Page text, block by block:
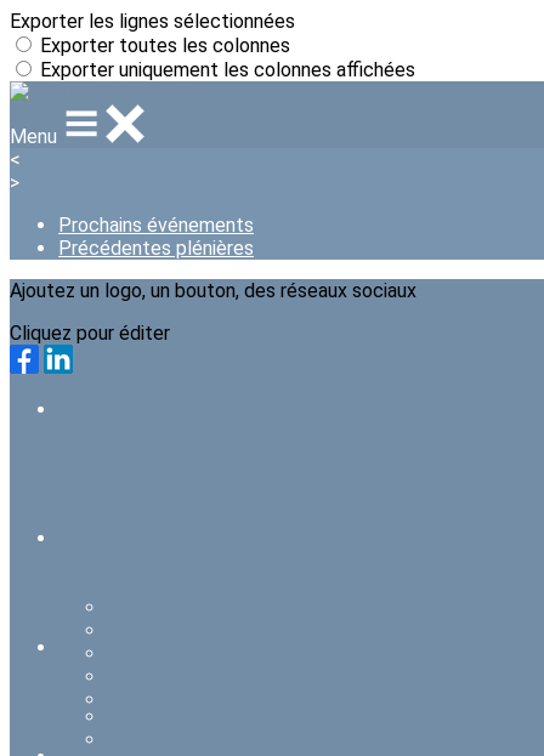
Exporter les lignes sélectionnées
Exporter toutes les colonnes
Exporter uniquement les colonnes affichées
Menu
<
>
Prochains événements
Précédentes plénières
Ajoutez un logo, un bouton, des réseaux sociaux
Cliquez pour éditer